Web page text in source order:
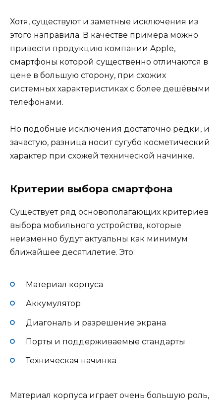
Хотя, существуют и заметные исключения из
этого направила. В качестве примера можно
привести продукцию компании Apple,
смартфоны которой существенно отличаются в
цене в большую сторону, при схожих
системных характеристиках с более дешёвыми
телефонами.
Но подобные исключения достаточно редки, и
зачастую, разница носит сугубо косметический
характер при схожей технической начинке.
Критерии выбора смартфона
Существует ряд основополагающих критериев
выбора мобильного устройства, которые
неизменно будут актуальны как минимум
ближайшее десятилетие. Это:
Материал корпуса
Аккумулятор
Диагональ и разрешение экрана
Порты и поддерживаемые стандарты
Техническая начинка
Материал корпуса играет очень большую роль,